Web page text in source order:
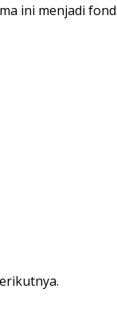
ini menjadi